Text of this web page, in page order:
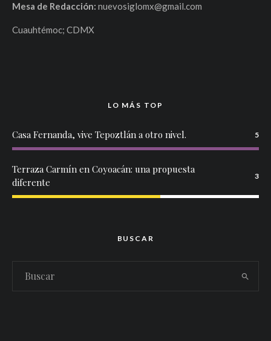
Mesa de Redacción: nuevosiglomx@gmail.com
Cuauhtémoc; CDMX
LO MÁS TOP
Casa Fernanda, vive Tepoztlán a otro nivel. 5
Terraza Carmín en Coyoacán: una propuesta
diferente
3
BUSCAR